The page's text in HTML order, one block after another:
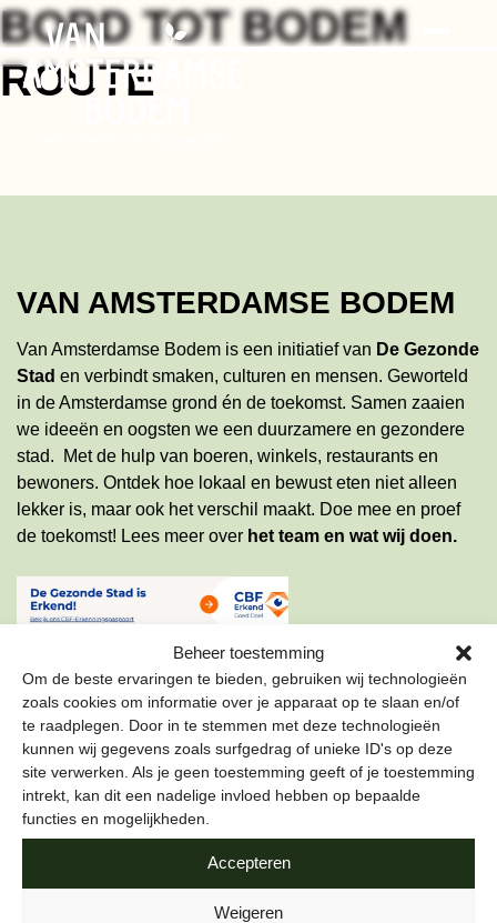
Beheer toestemming
Om de beste ervaringen te bieden, gebruiken wij technologieën
zoals cookies om informatie over je apparaat op te slaan en/of
te raadplegen. Door in te stemmen met deze technologieën
kunnen wij gegevens zoals surfgedrag of unieke ID's op deze
site verwerken. Als je geen toestemming geeft of je toestemming
intrekt, kan dit een nadelige invloed hebben op bepaalde
functies en mogelijkheden.
Accepteren
Weigeren
Skip
to
the
content
Search
BORD TOT BODEM
ROUTE
VAN AMSTERDAMSE BODEM
Van Amsterdamse Bodem is een initiatief van De Gezonde
Stad en verbindt smaken, culturen en mensen. Geworteld
in de Amsterdamse grond én de toekomst. Samen zaaien
we ideeën en oogsten we een duurzamere en gezondere
stad. Met de hulp van boeren, winkels, restaurants en
bewoners. Ontdek hoe lokaal en bewust eten niet alleen
lekker is, maar ook het verschil maakt. Doe mee en proef
de toekomst! Lees meer over het team en wat wij doen.
ONZE NIEUWSBRIEF
Schrijf je in voor onze nieuwsbrief om als eerste te lezen
over de leukste projecten en duurzame tips over hoe jij de
stad gezond kunt maken.